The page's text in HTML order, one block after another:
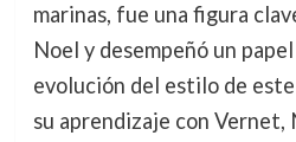
marinas, fue una figura
Noel y desempeñó un
evolución del estilo de
su aprendizaje con Vernet,